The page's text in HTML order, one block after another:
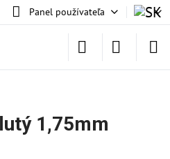
Panel používateľa
1,75mm